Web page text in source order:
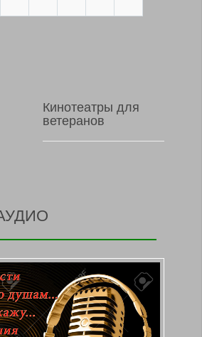
Кинотеатры для
ветеранов